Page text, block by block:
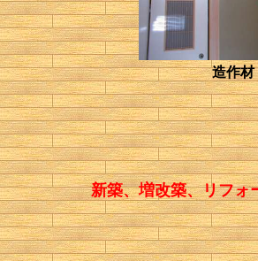
造作
新築、増改築、リフォ